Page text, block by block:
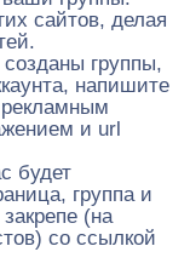
сайтов, делая
созданы группы,
напишите
рекламным
и url
будет
группа и
(на
со ссылкой